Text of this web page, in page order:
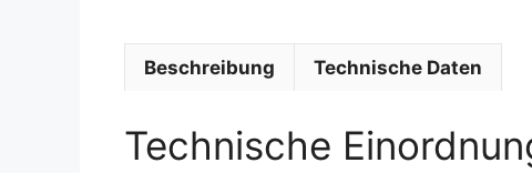
Beschreibung Technische Daten
Technische